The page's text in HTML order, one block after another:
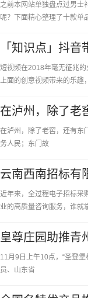
之前本网站单独盘点过男士
呢？下面精心整理了十款单
「知识点」抖
短视频在2018年毫无征兆
上面的创意视频带来的乐趣
在泸州，除了老
在泸州，除了老窖，还有东
务人民；东门故
云南西南招标有
近年来，全过程电子招标采
业的高质量咨询服务，谁就
皇尊庄园助推青
动仪式
11月9日上午10点，“圣登
员、山东省